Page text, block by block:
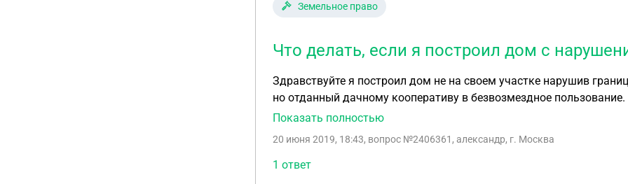
Земельное право
Что делать, если я построил дом с
Здравствуйте я построил дом не на своем участке нарушив
но отданный дачному кооперативу в безвозмездное
кадастрового номера. Что грозит?
Показать полностью
20 июня 2019, 18:43, вопрос №2406361, александр, г. Москва
1 ответ